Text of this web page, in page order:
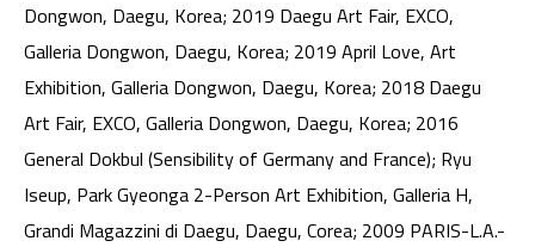
Dongwon, Daegu, Korea; 2019 Daegu Art Fair, EXCO,
Galleria Dongwon, Daegu, Korea; 2019 April Love, Art
Exhibition, Galleria Dongwon, Daegu, Korea; 2018 Daegu
Art Fair, EXCO, Galleria Dongwon, Daegu, Korea; 2016
General Dokbul (Sensibility of Germany and France); Ryu
Iseup, Park Gyeonga 2-Person Art Exhibition, Galleria H,
Grandi Magazzini di Daegu, Daegu, Corea; 2009 PARIS-L.A.-